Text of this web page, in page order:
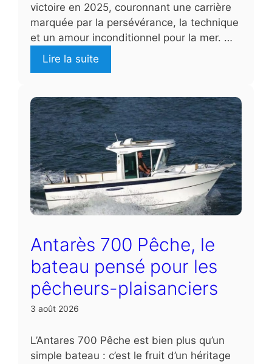
victoire en 2025, couronnant une carrière
marquée par la persévérance, la technique
et un amour inconditionnel pour la mer. …
Lire la suite
Antarès 700 Pêche, le
bateau pensé pour les
pêcheurs-plaisanciers
3 août 2026
L’Antares 700 Pêche est bien plus qu’un
simple bateau : c’est le fruit d’un héritage